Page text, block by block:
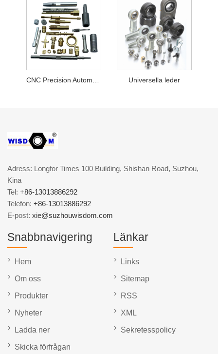
Universella leder
Adress: Longfor Times 100 Building, Shishan Road, Suzhou,
Kina
Tel: +86-13013886292
Telefon: +86-13013886292
E-post: xie@suzhouwisdom.com
Snabbnavigering
Hem
Om oss
Produkter
Nyheter
Ladda ner
Skicka förfrågan
Länkar
Links
Sitemap
RSS
XML
Sekretesspolicy